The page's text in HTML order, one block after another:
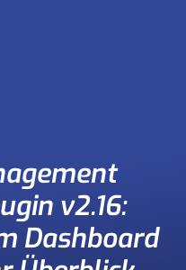
v2.16:
Dashboard